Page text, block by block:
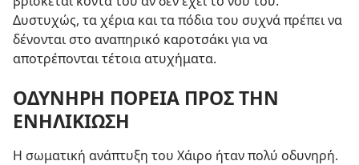
Δυστυχώς, τα χέρια και τα πόδια του συχνά πρέπει να
δένονται στο αναπηρικό καροτσάκι για να
αποτρέπονται τέτοια ατυχήματα.
ΟΔΥΝΗΡΗ ΠΟΡΕΙΑ ΠΡΟΣ ΤΗΝ
ΕΝΗΛΙΚΙΩΣΗ
Η σωματική ανάπτυξη του Χάιρο ήταν πολύ οδυνηρή.